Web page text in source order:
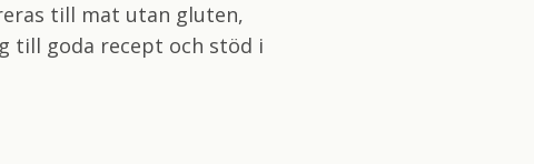
till mat utan gluten,
till goda recept och stöd i